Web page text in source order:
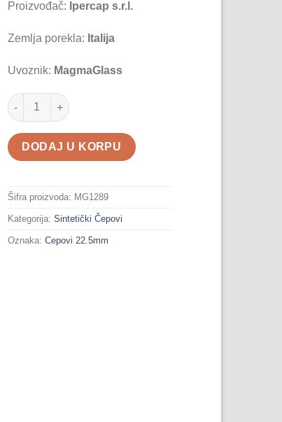
Proizvođač: Ipercap s.r.l.
Zemlja porekla: Italija
Uvoznik: MagmaGlass
Sintetički Alu Čep T22,5 Zlatni količina
DODAJ U KORPU
Šifra proizvoda: MG1289
Kategorija: Sintetički Čepovi
Oznaka: Cepovi 22.5mm